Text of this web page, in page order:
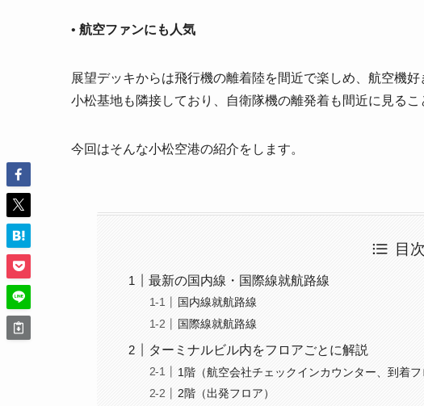
• 航空ファンにも人気
展望デッキからは飛行機の離着陸を間近で楽しめ、航空機
小松基地も隣接しており、自衛隊機の離発着も間近に見るこ
今回はそんな小松空港の紹介をします。
目次
最新の国内線・国際線就航路線
国内線就航路線
国際線就航路線
ターミナルビル内をフロアごとに解説
1階（航空会社チェックインカウンター、到着フ
2階（出発フロア）